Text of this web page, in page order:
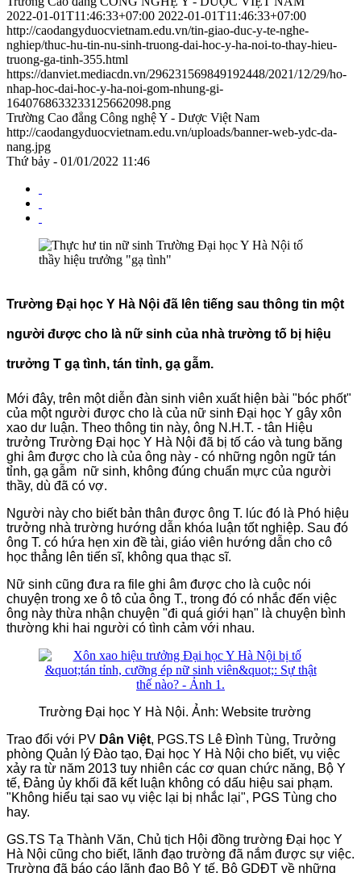
2022-01-01T11:46:33+07:00 2022-01-01T11:46:33+07:00
http://caodangyduocvietnam.edu.vn/tin-giao-duc-y-te-nghe-
nghiep/thuc-hu-tin-nu-sinh-truong-dai-hoc-y-ha-noi-to-thay-hieu-
truong-ga-tinh-355.html
https://danviet.mediacdn.vn/296231569849192448/2021/12/29/ho-
nhap-hoc-dai-hoc-y-ha-noi-gom-nhung-gi-
1640768633233125662098.png
Trường Cao đẳng Công nghệ Y - Dược Việt Nam
http://caodangyduocvietnam.edu.vn/uploads/banner-web-ydc-da-
nang.jpg
Thứ bảy - 01/01/2022 11:46
Trường Đại học Y Hà Nội đã lên tiếng sau thông tin một
người được cho là nữ sinh của nhà trường tố bị hiệu
trưởng T gạ tình, tán tỉnh, gạ gẫm.
Mới đây, trên một diễn đàn sinh viên xuất hiện bài "bóc phốt"
của một người được cho là của nữ sinh Đại học Y gây xôn
xao dư luận. Theo thông tin này, ông N.H.T. - tân Hiệu
trưởng Trường Đại học Y Hà Nội đã bị tố cáo và tung băng
ghi âm được cho là của ông này - có những ngôn ngữ tán
tỉnh, gạ gẫm nữ sinh, không đúng chuẩn mực của người
thầy, dù đã có vợ.
Người này cho biết bản thân được ông T. lúc đó là Phó hiệu
trưởng nhà trường hướng dẫn khóa luận tốt nghiệp. Sau đó
ông T. có hứa hẹn xin đề tài, giáo viên hướng dẫn cho cô
học thẳng lên tiến sĩ, không qua thạc sĩ.
Nữ sinh cũng đưa ra file ghi âm được cho là cuộc nói
chuyện trong xe ô tô của ông T., trong đó có nhắc đến việc
ông này thừa nhận chuyện "đi quá giới hạn" là chuyện bình
thường khi hai người có tình cảm với nhau.
Trường Đại học Y Hà Nội. Ảnh: Website trường
Trao đổi với PV Dân Việt, PGS.TS Lê Đình Tùng, Trưởng
phòng Quản lý Đào tạo, Đại học Y Hà Nội cho biết, vụ việc
xảy ra từ năm 2013 tuy nhiên các cơ quan chức năng, Bộ Y
tế, Đảng ủy khối đã kết luận không có dấu hiệu sai phạm.
"Không hiểu tại sao vụ việc lại bị nhắc lại", PGS Tùng cho
hay.
GS.TS Tạ Thành Văn, Chủ tịch Hội đồng trường Đại học Y
Hà Nội cũng cho biết, lãnh đạo trường đã nắm được sự việc.
Trường đã báo cáo lãnh đạo Bộ Y tế, Bộ GDĐT về những